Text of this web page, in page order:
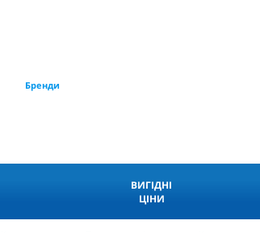
Бренди
ВИГІДНІ
ЦІНИ